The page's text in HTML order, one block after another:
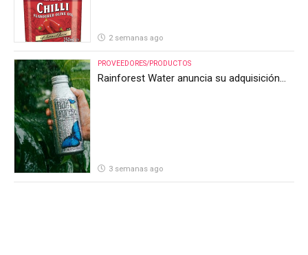
2 semanas ago
PROVEEDORES/PRODUCTOS
Rainforest Water anuncia su adquisición
3 semanas ago